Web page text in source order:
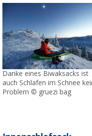
Danke eines Biwaksacks ist
auch Schlafen im Schnee
Problem © gruezi bag